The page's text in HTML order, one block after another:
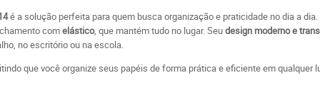
é a solução perfeita para quem busca organização e praticidade no dia a
comelástico, que mantém tudo no lugar. Seudesign moderno e
no escritório ou na escola.
que você organize seus papéis de forma prática e eficiente em qualquer